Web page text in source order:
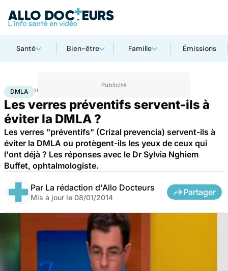
Santé Bien-être Famille Émissions
Accueil Santé
DMLA
Les verres préventifs servent-ils à
éviter la DMLA ?
Les verres "préventifs" (Crizal prevencia) servent-ils à
éviter la DMLA ou protègent-ils les yeux de ceux qui
l'ont déjà ? Les réponses avec le Dr Sylvia Nghiem
Buffet, ophtalmologiste.
Par La rédaction d'Allo Docteurs
Mis à jour le 08/01/2014
Partager